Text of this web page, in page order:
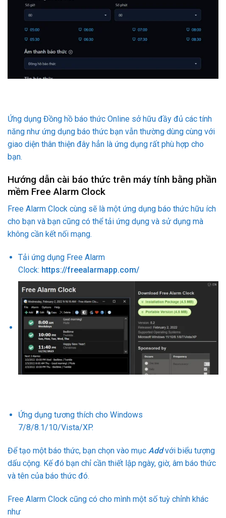
Ứng dụng Đồng hồ báo thức Online sở hữu đầy đủ các tính
năng như ứng dụng báo thức bạn vẫn thường dùng cùng với
giao diện thân thiện đây hẳn là ứng dụng rất phù hợp cho
bạn.
Hướng dẫn cài báo thức trên máy tính bằng phần
mềm Free Alarm Clock
Free Alarm Clock cùng sẽ là một ứng dụng báo thức hữu ích
cho bạn và bạn cũng có thể tải ứng dụng và sử dụng mà
không cần kết nối mạng.
Tải ứng dụng Free Alarm
Clock: https://freealarmapp.com/
Ứng dụng tương thích cho Windows
7/8/8.1/10/Vista/XP.
Để tạo một báo thức, bạn chọn vào mục Addvới biểu tượng
dấu cộng. Kế đó bạn chỉ cần thiết lập ngày, giờ, âm báo thức
và tên của báo thức đó.
Free Alarm Clock cũng có cho mình một số tuỳ chỉnh khác
như